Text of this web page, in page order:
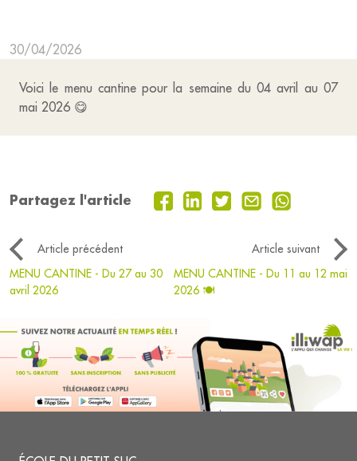
30/04/2026
Voici le menu cantine pour la semaine du 04 avril au 07
mai 2026 😋
Partagez l'article
Article précédent
Article suivant
MENU CANTINE - Du 27 au 30
avril 2026
MENU CANTINE - Du 11 au 12 mai
2026 🍽